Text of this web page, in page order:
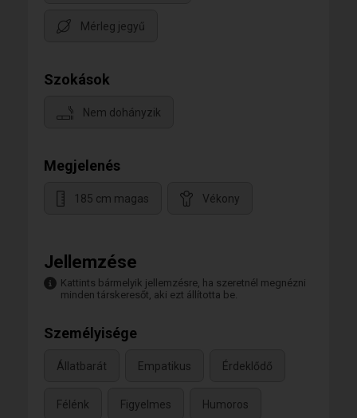
Mérleg jegyű
Szokások
Nem dohányzik
Megjelenés
185 cm magas Vékony
Jellemzése
Kattints bármelyik jellemzésre, ha szeretnél megnézni
minden társkeresőt, aki ezt állította be.
Személyisége
Állatbarát Empatikus Érdeklődő
Félénk Figyelmes Humoros